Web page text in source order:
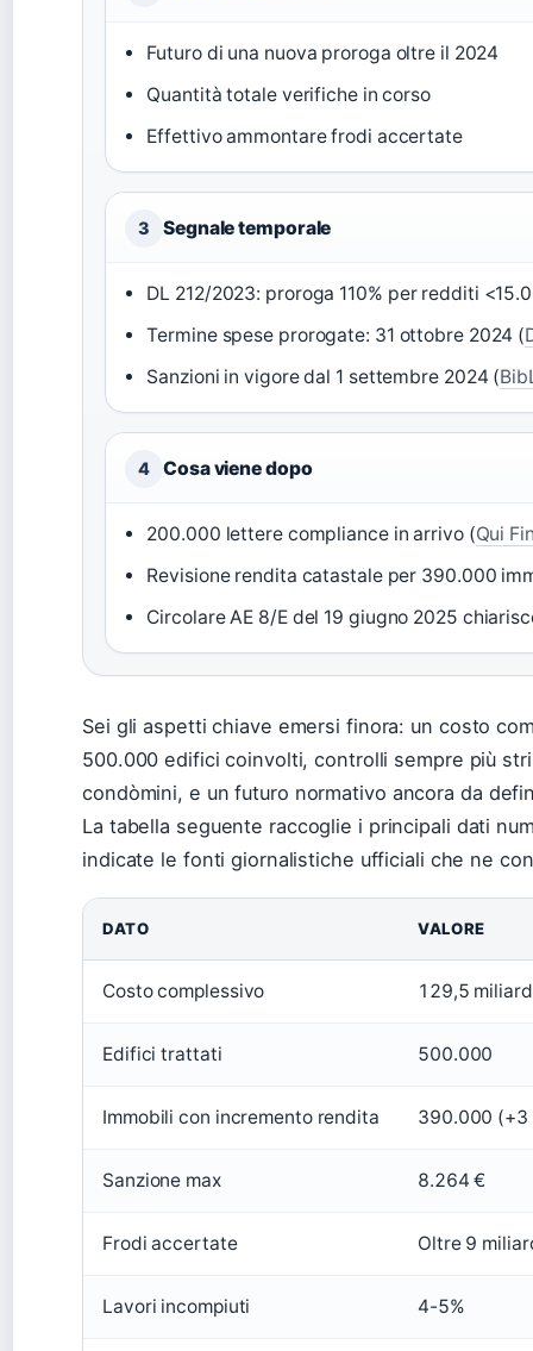
Futuro di una nuova proroga oltre il 2024
Quantità totale verifiche in corso
Effettivo ammontare frodi accertate
3 Segnale temporale
DL 212/2023: proroga 110% per redditi
Termine spese prorogate: 31 ottobre 2024 (
Sanzioni in vigore dal 1 settembre 2024 (
4 Cosa viene dopo
200.000 lettere compliance in arrivo (Qui
Revisione rendita catastale per 390.000
Circolare AE 8/E del 19 giugno 2025
Sei gli aspetti chiave emersi finora: un costo
500.000 edifici coinvolti, controlli sempre più
condòmini, e un futuro normativo ancora da
La tabella seguente raccoglie i principali dati
indicate le fonti giornalistiche ufficiali che ne
DATO VALORE
Costo complessivo 129,5
Edifici trattati 500.000
Immobili con incremento rendita 390.000
Sanzione max 8.264 €
Frodi accertate Oltre 9
Lavori incompiuti 4-5%